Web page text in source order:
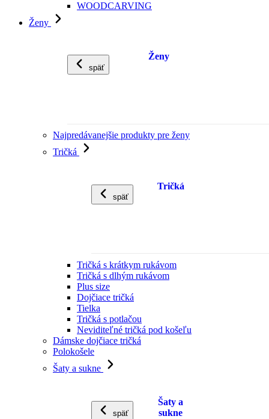
WOODCARVING
Ženy
späť
Ženy
Najpredávanejšie produkty pre ženy
Tričká
späť
Tričká
Tričká s krátkym rukávom
Tričká s dlhým rukávom
Plus size
Dojčiace tričká
Tielka
Tričká s potlačou
Neviditeľné tričká pod košeľu
Dámske dojčiace tričká
Polokošele
Šaty a sukne
späť
Šaty a
sukne